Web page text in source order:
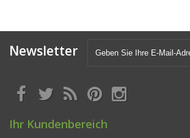
Newsletter
Ihr Kundenbereich